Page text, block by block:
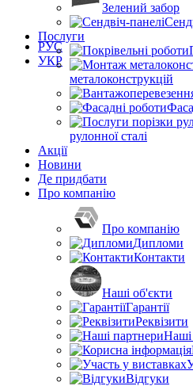
РУС
УКР
Зелений забор
Послуги
металоконструкцій
рулонної сталі
Акції
Новини
Де придбати
Про компанію
Про компанію
Дипломи
Контакти
Наші об'єкти
Гарантії
Реквізити
Наші
Відгуки